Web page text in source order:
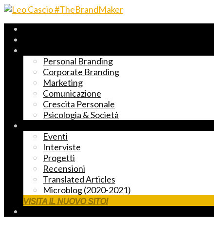
Personal Branding
Corporate Branding
Marketing
Comunicazione
Crescita Personale
Psicologia & Società
Eventi
Interviste
Progetti
Recensioni
Translated Articles
Microblog (2020-2021)
VISITA IL NUOVO SITO!